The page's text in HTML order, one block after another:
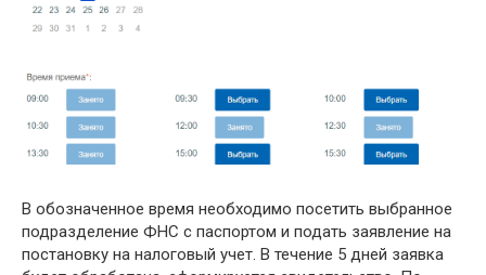
В обозначенное время необходимо посетить выбранное
подразделение ФНС с паспортом и подать заявление на
постановку на налоговый учет. В течение 5 дней заявка